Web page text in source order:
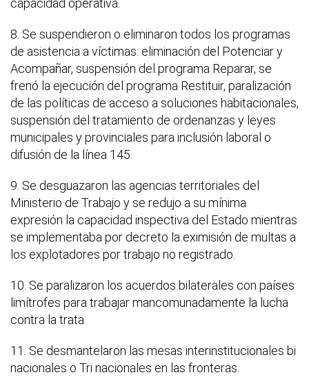
capacidad operativa.
8. Se suspendieron o eliminaron todos los programas
de asistencia a víctimas: eliminación del Potenciar y
Acompañar, suspensión del programa Reparar, se
frenó la ejecución del programa Restituir, paralización
de las políticas de acceso a soluciones habitacionales,
suspensión del tratamiento de ordenanzas y leyes
municipales y provinciales para inclusión laboral o
difusión de la línea 145.
9. Se desguazaron las agencias territoriales del
Ministerio de Trabajo y se redujo a su mínima
expresión la capacidad inspectiva del Estado mientras
se implementaba por decreto la eximisión de multas a
los explotadores por trabajo no registrado.
10. Se paralizaron los acuerdos bilaterales con países
limítrofes para trabajar mancomunadamente la lucha
contra la trata
11. Se desmantelaron las mesas interinstitucionales bi
nacionales o Tri nacionales en las fronteras.